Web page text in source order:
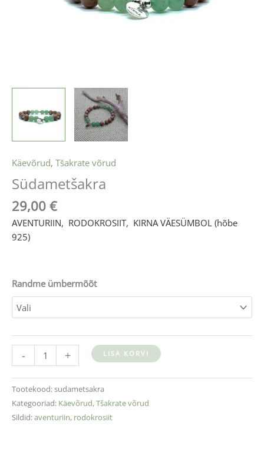
Käevõrud, Tšakrate võrud
Südametšakra
29,00 €
AVENTURIIN, RODOKROSIIT, KIRNA VÄESÜMBOL (hõbe
925)
Randme ümbermõõt
- + LISA KORVI
Tootekood:sudametsakra
Kategooriad: Käevõrud,Tšakrate võrud
Sildid:aventuriin, rodokrosiit